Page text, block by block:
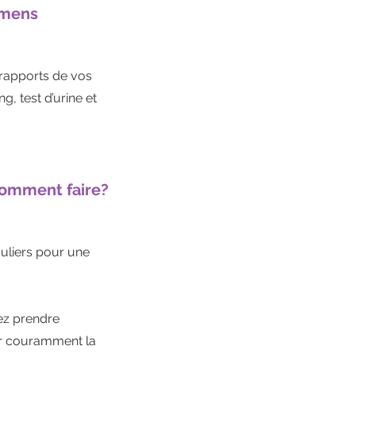
de vos
test d’urine et
faire?
pour une
prendre
couramment la